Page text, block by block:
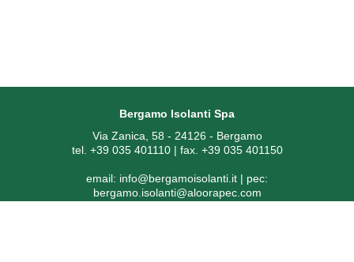
Bergamo Isolanti Spa
Via Zanica, 58 - 24126 - Bergamo
tel. +39 035 401110 | fax. +39 035 401150
email: info@bergamoisolanti.it | pec:
bergamo.isolanti@aloorapec.com